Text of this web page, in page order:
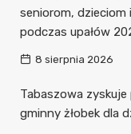
seniorom, dzieciom
podczas upałów
8 sierpnia 2026
Tabaszowa
gminny żłobek dla